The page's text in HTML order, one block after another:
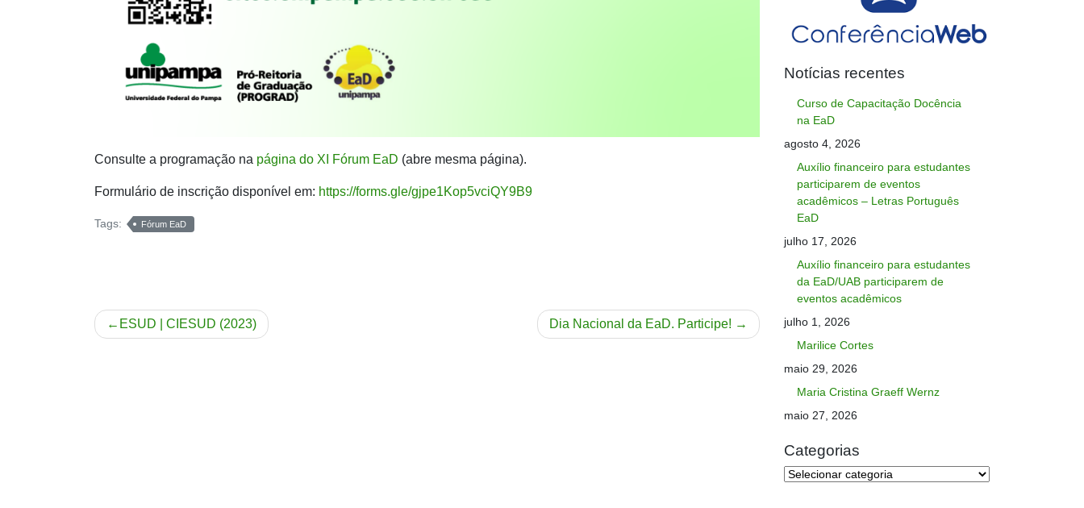
Consulte a programação na página do XI Fórum EaD (abre mesma página).
Formulário de inscrição disponível em: https://forms.gle/gjpe1Kop5vciQY9B9
Tags: Fórum EaD
Navegação
ESUD | CIESUD (2023) Dia Nacional da EaD. Participe!
Notícias recentes
Curso de Capacitação Docência
na EaD
agosto 4, 2026
Auxílio financeiro para estudantes
participarem de eventos
acadêmicos – Letras Português
EaD
julho 17, 2026
Auxílio financeiro para estudantes
da EaD/UAB participarem de
eventos acadêmicos
julho 1, 2026
Marilice Cortes
maio 29, 2026
Maria Cristina Graeff Wernz
maio 27, 2026
Categorias
Categorias